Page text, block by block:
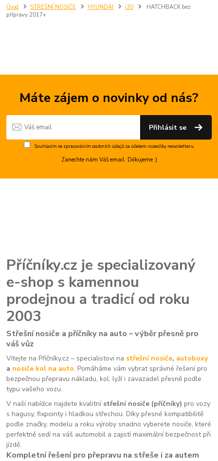
Úvod STŘEŠNÍ NOSIČE HYUNDAI i30
HATCHBACK bez
přípravy 2017+
Máte zájem o novinky od nás?
Přihlásit se
Souhlasím se zpracováním osobních údajůza účelem rozesílky newsletteru.
Zanechte nám Váš email. Děkujeme :)
Příčníky.cz je specializovaný
e-shop s kamennou
prodejnou a tradicí od roku
2003
Střešní nosiče a příčníky na auto – výběr přesně pro
váš vůz
Vítejte na Příčníky.cz – specialistovi na střešní nosiče, autoboxy
a nosiče kol na auto. Pomáháme vám vybrat správné řešení pro
bezpečnou přepravu nákladu, kol, lyží i zavazadel přesně podle
typu vašeho vozu.
V naší nabídce najdete kvalitní střešní nosiče (příčníky) pro vozy
s hagusy, fixpointy i hladkou střechou. Díky přesné kompatibilitě
podle značky, modelu a roku výroby snadno vyberete nosiče, které
perfektně sedí na váš automobil a zajistí maximální bezpečnost při
jízdě.
Kompletní řešení pro přepravu na střeše i za autem